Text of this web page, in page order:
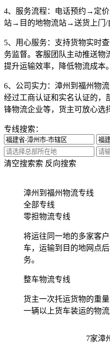
4、服务流程：
电话预约→定
站→目的地物流站→送货上门/
5、用心服务： 支持货物实时
务监督。客服团队主动推送物
提升运输效率，降低物流成本。
6、公司实力： 漳州到福州物
经过工商认证和实名认证的，
锋物流企业等，货主可放心选
专线搜索：
索 反向搜索
清空搜索
漳州到福州物流专线
全部专线
零担物流专线
将运往同一地的多家客
车，运输到目的地网点
务。
整车物流专线
货主一次托运货物的重
一辆以上货车装运的物流
7家漳